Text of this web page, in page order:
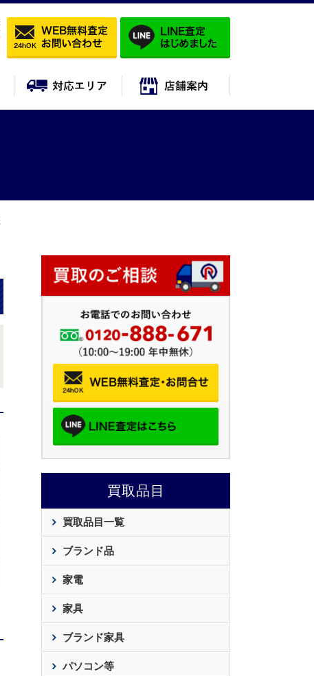
買取品目
買取品目一覧
ブランド品
家電
家具
ブランド家具
パソコン等